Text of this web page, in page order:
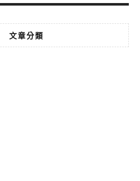
文章分類